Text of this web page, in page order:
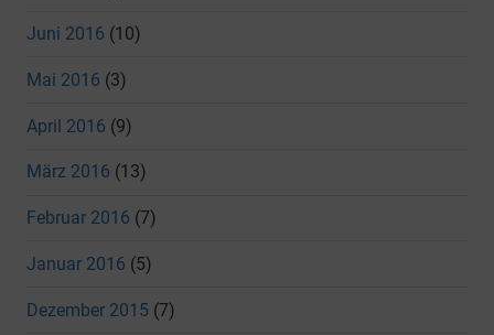
Juni 2016 (10)
Mai 2016 (3)
April 2016 (9)
März 2016 (13)
Februar 2016 (7)
Januar 2016 (5)
Dezember 2015 (7)